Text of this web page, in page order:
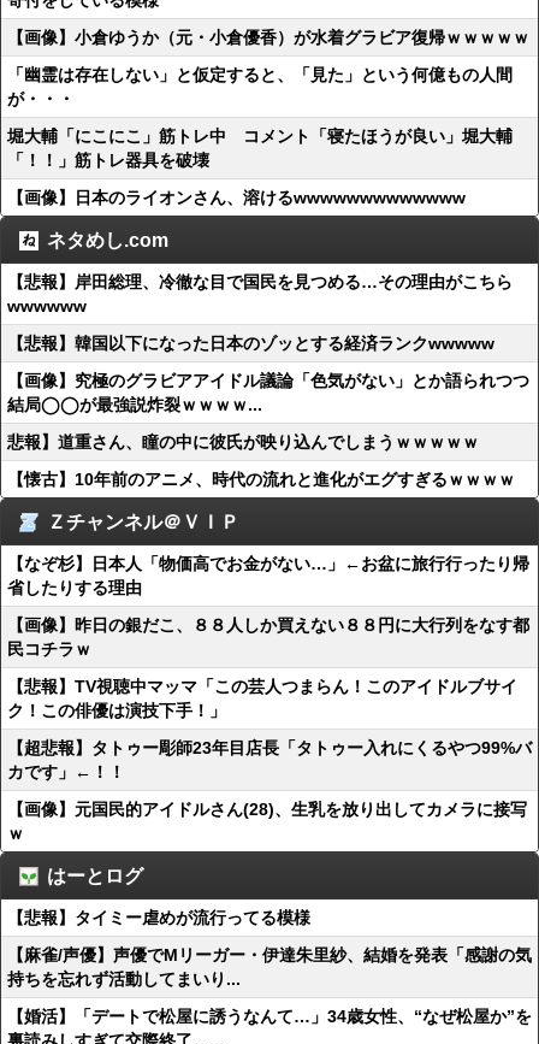
【画像】小倉ゆうか（元・小倉優香）が水着グラビア復帰ｗｗｗｗｗ
「幽霊は存在しない」と仮定すると、「見た」という何億もの人間
が・・・
堀大輔「にこにこ」筋トレ中 コメント「寝たほうが良い」堀大輔
「！！」筋トレ器具を破壊
【画像】日本のライオンさん、溶けるwwwwwwwwwwwww
ネタめし.com
【悲報】岸田総理、冷徹な目で国民を見つめる…その理由がこちら
wwwwww
【悲報】韓国以下になった日本のゾッとする経済ランクwwwww
【画像】究極のグラビアアイドル議論「色気がない」とか語られつつ
結局◯◯が最強説炸裂ｗｗｗｗ...
悲報】道重さん、瞳の中に彼氏が映り込んでしまうｗｗｗｗｗ
【懐古】10年前のアニメ、時代の流れと進化がエグすぎるｗｗｗｗ
Ｚチャンネル＠ＶＩＰ
【なぞ杉】日本人「物価高でお金がない…」←お盆に旅行行ったり帰
省したりする理由
【画像】昨日の銀だこ、８８人しか買えない８８円に大行列をなす都
民コチラｗ
【悲報】TV視聴中マッマ「この芸人つまらん！このアイドルブサイ
ク！この俳優は演技下手！」
【超悲報】タトゥー彫師23年目店長「タトゥー入れにくるやつ99%バ
カです」←！！
【画像】元国民的アイドルさん(28)、生乳を放り出してカメラに接写
ｗ
はーとログ
【悲報】タイミー虐めが流行ってる模様
【麻雀/声優】声優でMリーガー・伊達朱里紗、結婚を発表「感謝の気
持ちを忘れず活動してまいり...
【婚活】「デートで松屋に誘うなんて…」34歳女性、“なぜ松屋か”を